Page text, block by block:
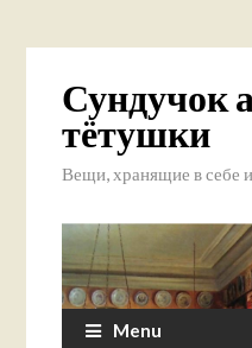
Сундучок
тётушки
Вещи, хранящие в себе
Menu